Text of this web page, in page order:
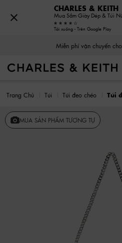
Miễn phí vận chuyển
Trang Chủ Túi Túi đeo chéo
MUA SẢN PHẨM TƯƠNG TỰ
CHARLES & KEITH
Mua Sắm Giày Dép & Túi
Tải xuống - Trên Google Play